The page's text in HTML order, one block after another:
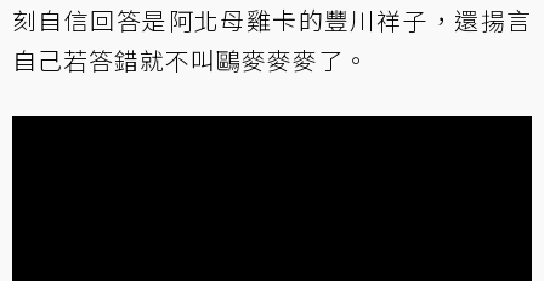
刻自信回答是阿北母雞卡的豐川祥子，還揚言
自己若答錯就不叫鷗麥麥麥了。